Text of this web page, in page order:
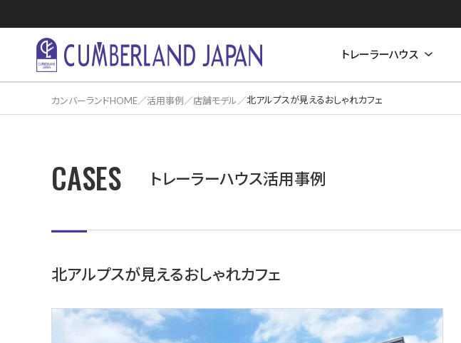
トレーラーハウス
カンバーランドHOME 活用事例 店舗モデル 北アルプスが見えるおしゃれカフェ
CASES トレーラーハウス活用事例
北アルプスが見えるおしゃれカフェ